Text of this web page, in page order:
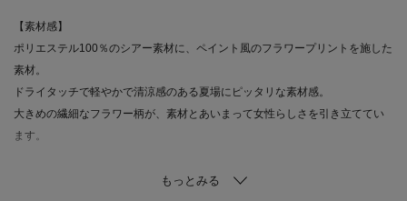
【素材感】
ポリエステル100％のシアー素材に、ペイント風のフラワープリントを施した
素材。
ドライタッチで軽やかで清涼感のある夏場にピッタリな素材感。
大きめの繊細なフラワー柄が、素材とあいまって女性らしさを引き立ててい
ます。